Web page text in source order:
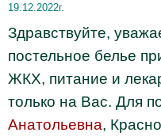
19.12.2022г.
Здравствуйте,
постельное белье
ЖКХ, питание и
только на Вас. Для
Анатольевна,